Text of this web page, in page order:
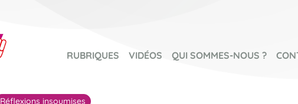
RUBRIQUES VIDÉOS QUI SOMMES-NOUS ?
Réflexions insoumises